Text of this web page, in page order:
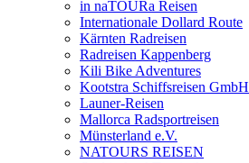
in naTOURa Reisen
Internationale Dollard Route
Kärnten Radreisen
Radreisen Kappenberg
Kili Bike Adventures
Kootstra Schiffsreisen GmbH
Launer-Reisen
Mallorca Radsportreisen
Münsterland e.V.
NATOURS REISEN